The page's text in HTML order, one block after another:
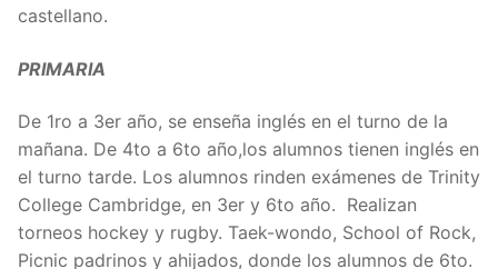
castellano.
PRIMARIA
De 1ro a 3er año, se enseña inglés en el turno de la
mañana. De 4to a 6to año,los alumnos tienen inglés en
el turno tarde. Los alumnos rinden exámenes de Trinity
College Cambridge, en 3er y 6to año. Realizan
torneos hockey y rugby. Taek-wondo, School of Rock,
Picnic padrinos y ahijados, donde los alumnos de 6to.